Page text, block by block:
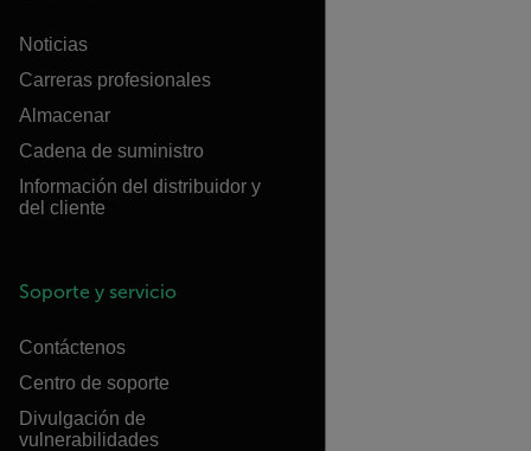
Noticias
Carreras profesionales
Almacenar
Cadena de suministro
Información del distribuidor y
del cliente
Soporte y servicio
Contáctenos
Centro de soporte
Divulgación de
vulnerabilidades